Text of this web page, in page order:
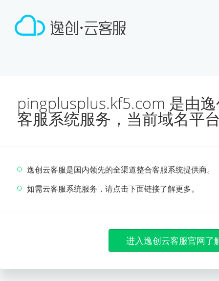
pingplusplus.kf5.com 是由
客服系统服务，当前域名平
逸创云客服是国内领先的全渠道整合客服系统提供商。
如需云客服系统服务，请点击下面链接了解更多。
进入逸创云客服官网了